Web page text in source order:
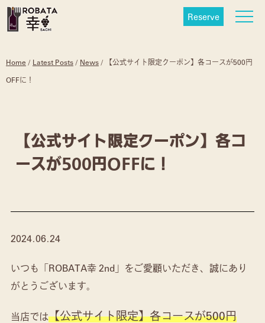
Reserve
Home / Latest Posts / News /
【公式サイト限定クーポン】各コースが500円
OFFに！
【公式サイト限定クーポン】各コ
ースが500円OFFに！
2024.06.24
いつも「ROBATA幸 2nd」をご愛顧いただき、誠にあり
がとうございます。
当店では【公式サイト限定】各コースが500円